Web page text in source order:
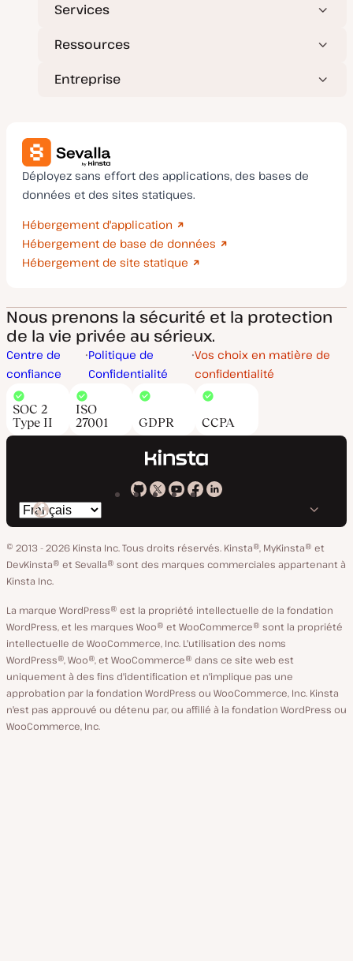
Services
Ressources
Entreprise
Déployez sans effort des applications, des bases de
données et des sites statiques.
Hébergement d'application
Hébergement de base de données
Hébergement de site statique
Nous prenons la sécurité et la protection
de la vie privée au sérieux.
Centre de
confiance
Politique de
Confidentialité
Vos choix en matière de
confidentialité
SOC 2
Type II
ISO
27001
GDPR CCPA
Kinsta
GitHub
Kinsta
X
Kinsta
YouTube
Kinsta
Facebook
Kinsta
LinkedIn
Changer
de
langue
© 2013 - 2026 Kinsta Inc. Tous droits réservés. Kinsta®, MyKinsta® et
DevKinsta® et Sevalla® sont des marques commerciales appartenant à
Kinsta Inc.
La marque WordPress® est la propriété intellectuelle de la fondation
WordPress, et les marques Woo® et WooCommerce® sont la propriété
intellectuelle de WooCommerce, Inc. L'utilisation des noms
WordPress®, Woo®, et WooCommerce® dans ce site web est
uniquement à des fins d'identification et n'implique pas une
approbation par la fondation WordPress ou WooCommerce, Inc. Kinsta
n'est pas approuvé ou détenu par, ou affilié à la fondation WordPress ou
WooCommerce, Inc.